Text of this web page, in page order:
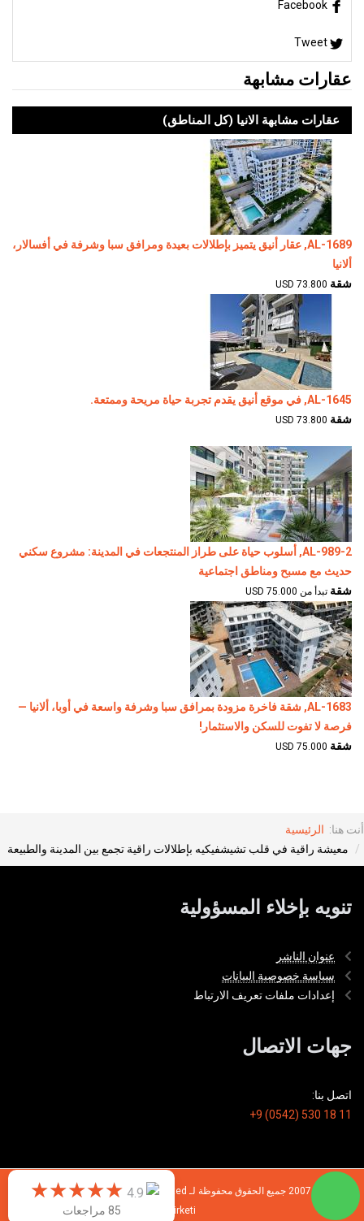
Facebook
Tweet
عقارات مشابهة
عقارات مشابهة الانيا (كل المناطق)
AL-1689, عقار أنيق يتميز بإطلالات بعيدة ومرافق سبا وشرفة في أفسالار،
ألانيا
شقة 73.800 USD
AL-1645, في موقع أنيق يقدم تجربة حياة مريحة وممتعة.
شقة 73.800 USD
AL-989-2, أسلوب حياة على طراز المنتجعات في المدينة: مشروع سكني
حديث مع مسبح ومناطق اجتماعية
شقة تبدأ من 75.000 USD
AL-1683, شقة فاخرة مزودة بمرافق سبا وشرفة واسعة في أوبا، ألانيا —
فرصة لا تفوت للسكن والاستثمار!
شقة 75.000 USD
أنت هنا: الرئيسية
معيشة راقية في قلب تشيشفيكيه بإطلالات راقية تجمع بين المدينة والطبيعة
تنويه بإخلاء المسؤولية
عنوان الناشر
سياسة خصوصية البيانات
إعدادات ملفات تعريف الارتباط
4.9
★
★
★
★
★ ★
★
★
★
★
85 مراجعات
جهات الاتصال
اتصل بنا:
+9 (0542) 530 18 11
© 2026 - 2007 جميع الحقوق محفوظة لـ TIMONDRO Emlak Danışmanlık Limited
Şirketi